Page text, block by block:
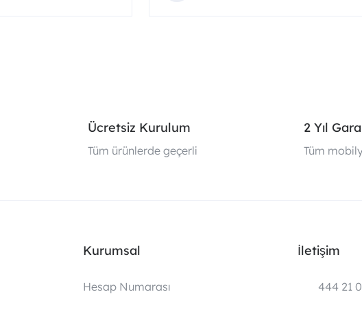
Ücretsiz Kurulum
Tüm ürünlerde geçerli
2 Yıl
Tüm
Kurumsal
Hesap Numarası
İletişim
444 21